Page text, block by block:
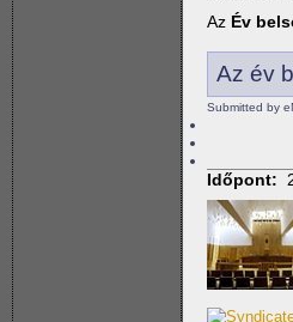
Az Év
Az év
Submitted by
Időpont: